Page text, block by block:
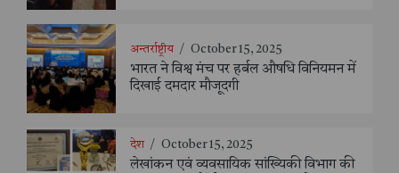
अन्तर्राष्ट्रीय / October 15, 2025
भारत ने विश्व मंच पर हर्बल औषधि विनियमन में
दिखाई दमदार मौजूदगी
देश / October 15, 2025
लेखांकन एवं व्यवसायिक सांख्यिकी विभाग की